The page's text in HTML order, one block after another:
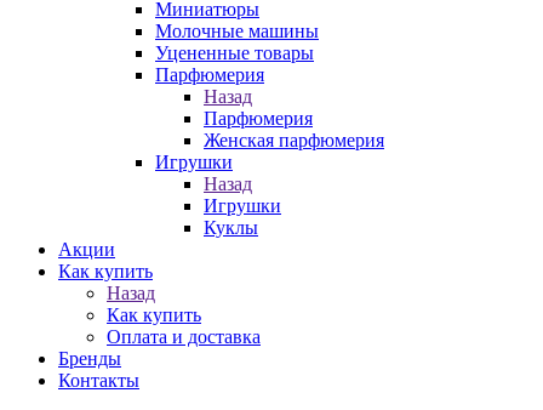
Миниатюры
Молочные машины
Уцененные товары
Парфюмерия
Назад
Парфюмерия
Женская парфюмерия
Игрушки
Назад
Игрушки
Куклы
Акции
Как купить
Назад
Как купить
Оплата и доставка
Бренды
Контакты